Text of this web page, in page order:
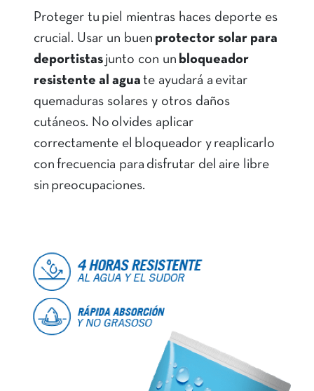
Proteger tu piel mientras haces deporte es
crucial. Usar un buen protector solar para
deportistas junto con un bloqueador
resistente al agua te ayudará a evitar
quemaduras solares y otros daños
cutáneos. No olvides aplicar
correctamente el bloqueador y reaplicarlo
con frecuencia para disfrutar del aire libre
sin preocupaciones.